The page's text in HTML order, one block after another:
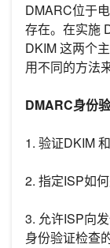
DMARC位于
存在。在实施
DKIM 这两个
用不同的方法
DMARC身份
1. 验证DKIM
2. 指定ISP如
3. 允许ISP向
身份验证检查